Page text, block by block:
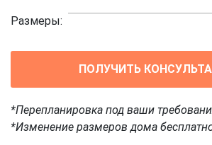
Размеры:
ПОЛУЧИТЬ
*Перепланировка под ваши
*Изменение размеров дома